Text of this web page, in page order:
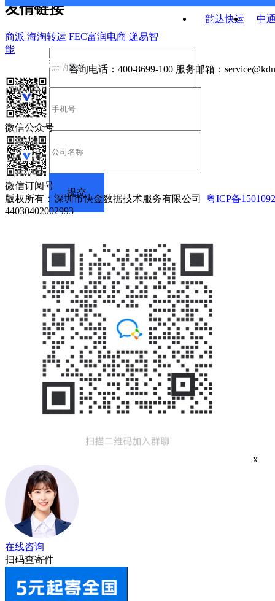
韵达快运
中
友情链接
商派 海淘转运 FEC富润电商 递易智
能
咨询电话： 400-8699-100 服务邮箱：
微信公众号
微信订阅号
版权所有：深圳市快金数据技术服务有限公司 粤ICP备
44030402002993
x
在线咨询
扫码查寄件